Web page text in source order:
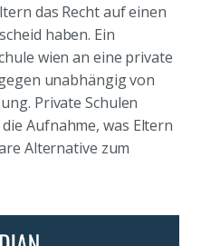
das Recht auf einen
haben. Ein
wien an eine private
unabhängig von
Private Schulen
Aufnahme, was Eltern
Alternative zum